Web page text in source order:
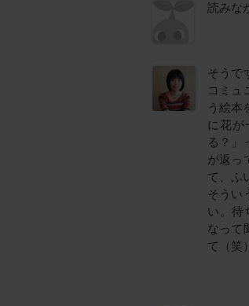
読みな
そうで
コミュ
う絵本
に花が
る？」
が返っ
て、ふ
そうい
い。待
なって
て（笑